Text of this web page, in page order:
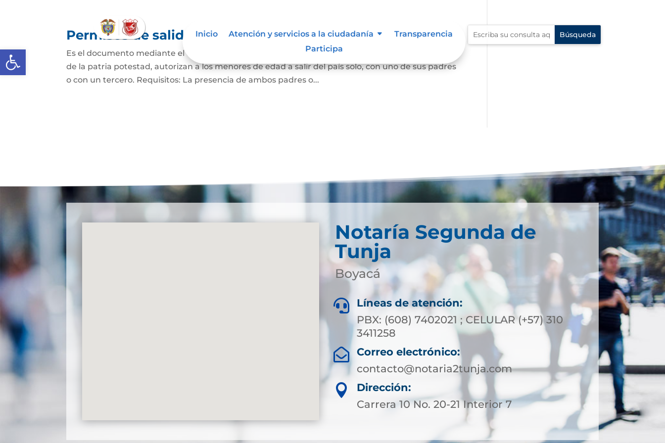
Abrir barra de herramientas
Inicio Atención y servicios a la ciudadanía
Transparencia
Participa
Permisos de salida de país temporal
Es el documento mediante el cual los padres o el representante legal o quienes sean los titulares
de la patria potestad, autorizan a los menores de edad a salir del país solo, con uno de sus padres
o con un tercero. Requisitos: La presencia de ambos padres o...
Notaría Segunda de
Tunja
Boyacá

Líneas de atención:
PBX: (608) 7402021 ; CELULAR (+57) 310
3411258

Correo electrónico:
contacto@notaria2tunja.com

Dirección:
Carrera 10 No. 20-21 Interior 7